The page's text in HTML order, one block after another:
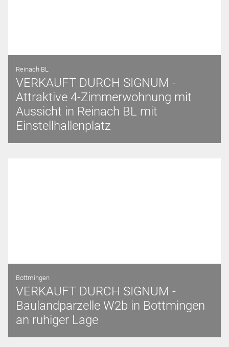
Reinach BL
VERKAUFT DURCH SIGNUM -
Attraktive 4-Zimmerwohnung mit
Aussicht in Reinach BL mit
Einstellhallenplatz
Bottmingen
VERKAUFT DURCH SIGNUM -
Baulandparzelle W2b in Bottmingen
an ruhiger Lage